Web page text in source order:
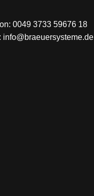
0049 3733 59676 18
info@braeuersysteme.de